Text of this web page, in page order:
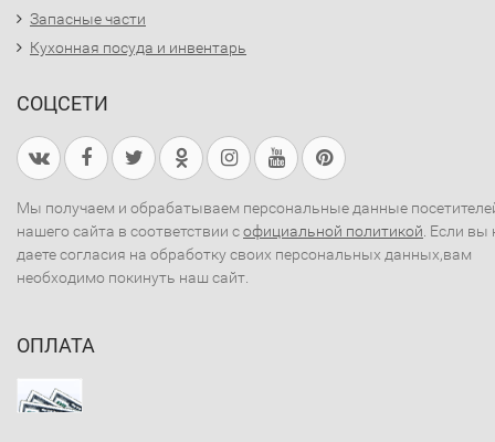
Запасные части
Кухонная посуда и инвентарь
СОЦСЕТИ
Мы получаем и обрабатываем персональные данные
нашего сайта в соответствии софициальной политикой . Если вы
даете согласия на обработку своих персональных данных,вам
необходимо покинуть наш сайт.
ОПЛАТА